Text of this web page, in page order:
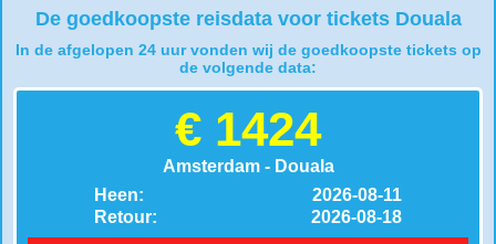
De goedkoopste reisdata voor tickets Douala
In de afgelopen 24 uur vonden wij de goedkoopste tickets op
de volgende data:
€ 1424
Amsterdam - Douala
Heen:
Retour:
2026-08-11
2026-08-18